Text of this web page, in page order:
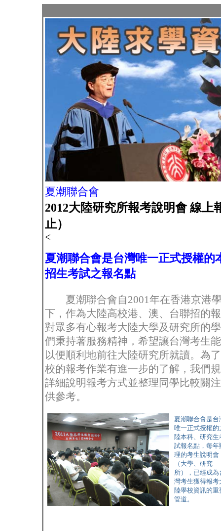
夏潮聯合會
2012大陸研究所報考說明會 線上
止）
<
夏潮聯合會是台灣唯一正式授權的
招生考試之報名點
夏潮聯合會自2001年在香港京港
下，作為大陸高校港、澳、台聯招的
對眾多有心報考大陸大學及研究所的
們秉持著服務精神，希望讓台灣考生
以便順利地前往大陸研究所就讀。為
校的報考作業有進一步的了解，我們
詳細說明報考方式並整理同學比較關
供參考。
夏潮聯合會是台
唯一正式授權的
陸本科、研究生
試報名點，每年
理的考生說明會
（大學、研究
所），已經成為
灣考生獲得報考
陸學校資訊的重
管道。